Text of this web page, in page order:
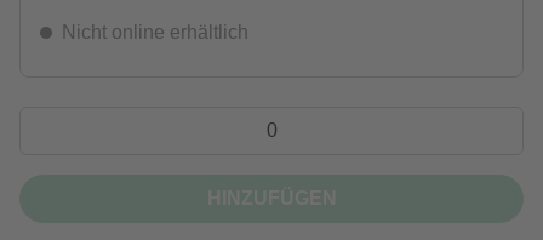
Nicht online erhältlich